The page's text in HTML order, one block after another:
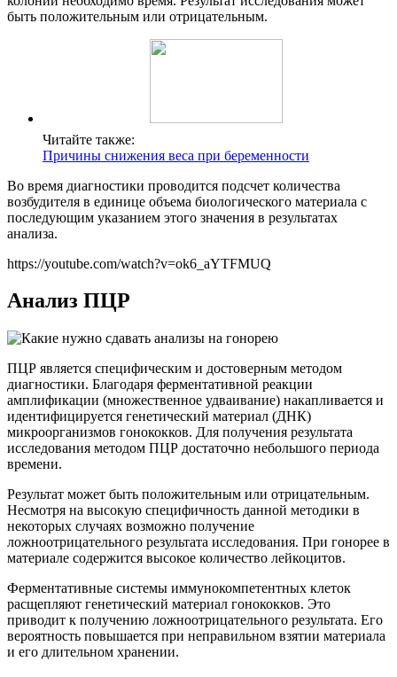
быть положительным или отрицательным.
Читайте также:
Причины снижения веса при беременности
Во время диагностики проводится подсчет количества
возбудителя в единице объема биологического материала с
последующим указанием этого значения в результатах
анализа.
https://youtube.com/watch?v=ok6_aYTFMUQ
Анализ ПЦР
ПЦР является специфическим и достоверным методом
диагностики. Благодаря ферментативной реакции
амплификации (множественное удваивание) накапливается и
идентифицируется генетический материал (ДНК)
микроорганизмов гонококков. Для получения результата
исследования методом ПЦР достаточно небольшого периода
времени.
Результат может быть положительным или отрицательным.
Несмотря на высокую специфичность данной методики в
некоторых случаях возможно получение
ложноотрицательного результата исследования. При гонорее в
материале содержится высокое количество лейкоцитов.
Ферментативные системы иммунокомпетентных клеток
расщепляют генетический материал гонококков. Это
приводит к получению ложноотрицательного результата. Его
вероятность повышается при неправильном взятии материала
и его длительном хранении.